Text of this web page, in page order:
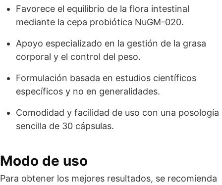
Favorece el equilibrio de la flora intestinal
mediante la cepa probiótica NuGM-020.
Apoyo especializado en la gestión de la grasa
corporal y el control del peso.
Formulación basada en estudios científicos
específicos y no en generalidades.
Comodidad y facilidad de uso con una posología
sencilla de 30 cápsulas.
Modo de uso
Para obtener los mejores resultados, se recomienda